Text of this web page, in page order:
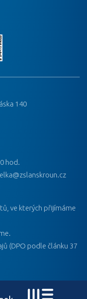
140
hod.
ve kterých přijímáme
(DPO podle článku 37